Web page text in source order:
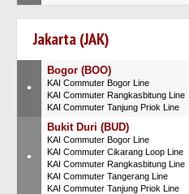
Jakarta (JAK)
•
Bogor (BOO)
KAI Commuter Bogor Line
KAI Commuter Rangkasbitung Line
KAI Commuter Tanjung Priok Line
•
Bukit Duri (BUD)
KAI Commuter Bogor Line
KAI Commuter Cikarang Loop Line
KAI Commuter Rangkasbitung Line
KAI Commuter Tangerang Line
KAI Commuter Tanjung Priok Line